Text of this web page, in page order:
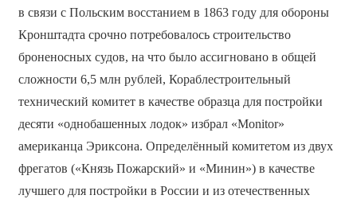
в связи с Польским восстанием в 1863 году для обороны
Кронштадта срочно потребовалось строительство
броненосных судов, на что было ассигновано в общей
сложности 6,5 млн рублей, Кораблестроительный
технический комитет в качестве образца для постройки
десяти «однобашенных лодок» избрал «Monitor»
американца Эриксона. Определённый комитетом из двух
фрегатов («Князь Пожарский» и «Минин») в качестве
лучшего для постройки в России и из отечественных